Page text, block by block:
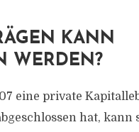
KANN
WERDEN?
eine private
hat, kann